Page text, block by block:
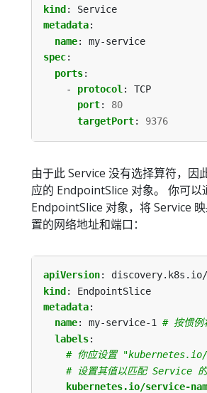
kind :
Service
metadata:
name:
my-service
spec:
ports:
- protocol :
TCP
port:
80
targetPort: 9376
由于此 Service 没有选择算符，因
应的 EndpointSlice 对象。 你可以
EndpointSlice 对象，将 Service
置的网络地址和端口：
apiVersion:
discovery.k8s.io/
kind:
EndpointSlice
metadata:
name: my-service-1 # 按惯
labels:
# 你应设置 "kubernetes.io/
# 设置其值以匹配 Service
kubernetes.io/service-